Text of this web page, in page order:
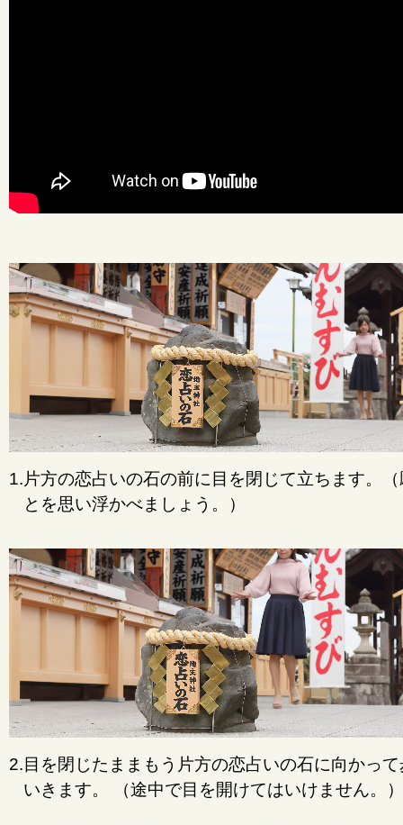
1.片方の恋占いの石の前に目を閉じて立ちます。
とを思い浮かべましょう。）
2.目を閉じたままもう片方の恋占いの石に向かっ
いきます。 （途中で目を開けてはいけません。）